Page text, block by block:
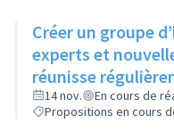
Créer un groupe
experts et
réunisse
suivre les actions
14 nov.
En cours de
Propositions en cours